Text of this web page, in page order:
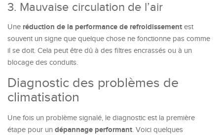
3. Mauvaise circulation de l’air
Une réduction de la performance de refroidissement est
souvent un signe que quelque chose ne fonctionne pas comme
il se doit. Cela peut être dû à des filtres encrassés ou à un
blocage des conduits.
Diagnostic des problèmes de
climatisation
Une fois un problème signalé, le diagnostic est la première
étape pour un dépannage performant. Voici quelques